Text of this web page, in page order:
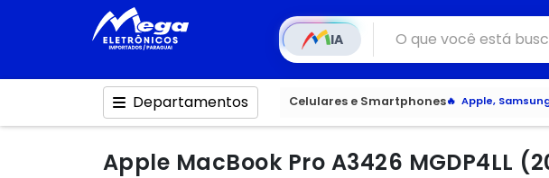
IA
Departamentos Celulares e Smartphones
Veja os
Distribuidores
Apple MacBook Pro A3426 MGDP4LL